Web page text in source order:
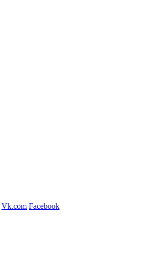
Vk.com Facebook